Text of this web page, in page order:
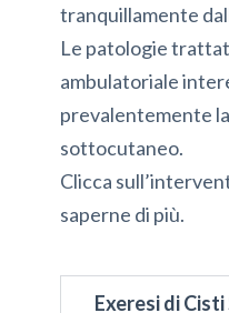
tranquillamente
Le patologie
ambulatoriale
prevalentemente
sottocutaneo.
Clicca
saperne di più.
Exeresi di Cisti